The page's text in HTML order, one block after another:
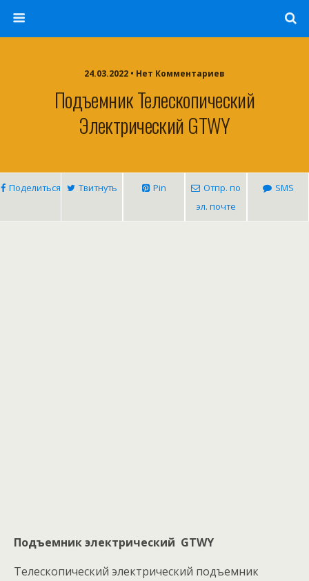
24.03.2022 • Нет Комментариев
Подъемник Телескопический
Электрический GTWY
Поделиться Твитнуть Pin
Отпр. по
эл. почте
SMS
Подъемник электрический GTWY
Телескопический электрический подъемник